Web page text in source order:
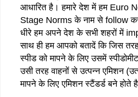
आधारित है। हमारे देश में हम Euro
Stage Norms के नाम से follow
धीरे हम अपने देश के सभी शहरों में
साथ ही हम आपको बतादें कि जिस
स्पीड को मापने के लिए उसमें
उसी तरह वाहनों से उत्पन्न एमिशन
मापने के लिए एमिशन स्टैंडर्ड बने होते